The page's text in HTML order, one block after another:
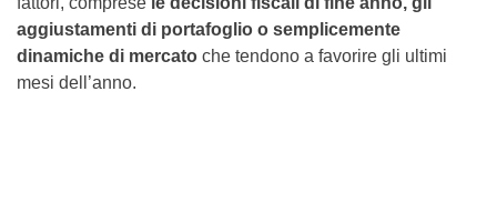
aggiustamenti di portafoglio o semplicemente
dinamiche di mercato che tendono a favorire gli ultimi
mesi dell’anno.